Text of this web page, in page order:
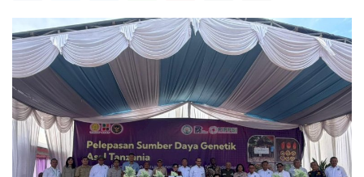
Program Layanan
Berita
Pengumuman
Tentang Sawit
Riset
Hubungi Kami